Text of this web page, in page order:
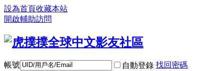
設為首頁收藏本站
開啟輔助訪問
帳號 自動登錄 找回密碼